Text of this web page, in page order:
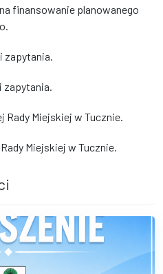
finansowanie planowanego
zapytania.
zapytania.
Miejskiej w Tucznie.
Miejskiej w Tucznie.